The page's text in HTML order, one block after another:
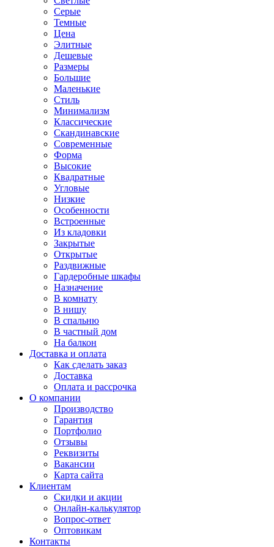
Серые
Темные
Цена
Элитные
Дешевые
Размеры
Большие
Маленькие
Стиль
Минимализм
Классические
Скандинавские
Современные
Форма
Высокие
Квадратные
Угловые
Низкие
Особенности
Встроенные
Из кладовки
Закрытые
Открытые
Раздвижные
Гардеробные шкафы
Назначение
В комнату
В нишу
В спальню
В частный дом
На балкон
Доставка и оплата
Как сделать заказ
Доставка
Оплата и рассрочка
О компании
Производство
Гарантия
Портфолио
Отзывы
Реквизиты
Вакансии
Карта сайта
Клиентам
Скидки и акции
Онлайн-калькулятор
Вопрос-ответ
Оптовикам
Контакты